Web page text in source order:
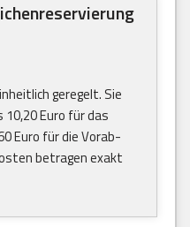
geregelt. Sie
Euro für das
Euro für die Vorab-
betragen exakt